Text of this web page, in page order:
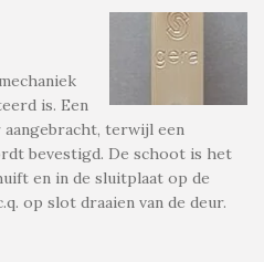
is. Een
terwijl een
bevestigd. De schoot is het
en in de sluitplaat op de
op slot draaien van de deur.